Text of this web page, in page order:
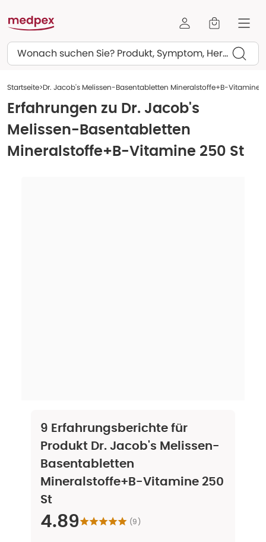
Suchen
Startseite Dr. Jacob's Melissen-Basentabletten Mineralstoffe+B-Vitamine
Erfahrungen zu Dr. Jacob's
Melissen-Basentabletten
Mineralstoffe+B-Vitamine 250 St
9 Erfahrungsberichte für
Produkt Dr. Jacob's Melissen-
Basentabletten
Mineralstoffe+B-Vitamine 250
St
4.89 (9)